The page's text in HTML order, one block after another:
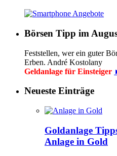
Börsen Tipp im
Feststellen, wer ein guter
Erben. André Kostolany
Geldanlage für Einsteiger
Neueste Einträge
Goldanlage
Anlage in Gold